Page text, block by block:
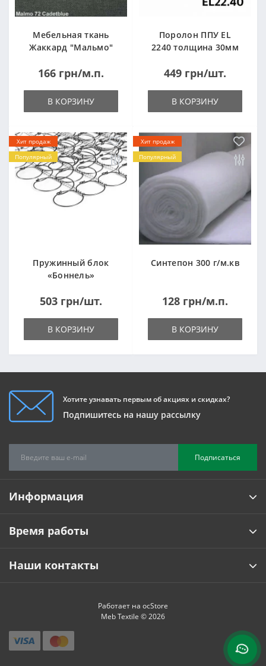
Мебельная ткань
Жаккард "Мальмо"
166 грн/м.п.
В КОРЗИНУ
Поролон ППУ EL
2240 толщина 30мм
(1000x2000мм)
449 грн/шт.
В КОРЗИНУ
Хит продаж
Популярный
Пружинный блок
«Боннель»
503 грн/шт.
В КОРЗИНУ
Хит продаж
Популярный
Синтепон 300 г/м.кв
128 грн/м.п.
В КОРЗИНУ
Хотите узнавать первым об акциях и скидках?
Подпишитесь на нашу рассылку
Подписаться
Информация
Время работы
Наши контакты
Работает на ocStore
Meb Textile © 2026